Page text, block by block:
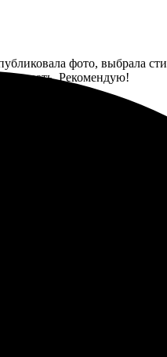
фото, выбрала
Рекомендую!
заявку на сайте,
Получила